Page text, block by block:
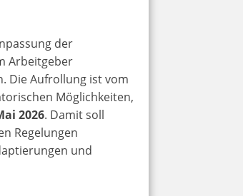
der
Arbeitgeber
Die Aufrollung ist vom
Möglichkeiten,
2026. Damit soll
Regelungen
und